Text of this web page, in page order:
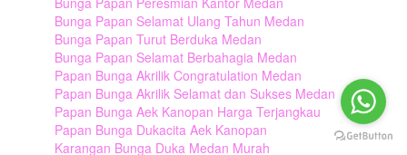
Bunga Papan Selamat Ulang Tahun Medan
Bunga Papan Turut Berduka Medan
Bunga Papan Selamat Berbahagia Medan
Papan Bunga Akrilik Congratulation Medan
Papan Bunga Akrilik Selamat dan Sukses Medan
Papan Bunga Aek Kanopan Harga Terjangkau
Papan Bunga Dukacita Aek Kanopan
Karangan Bunga Duka Medan Murah